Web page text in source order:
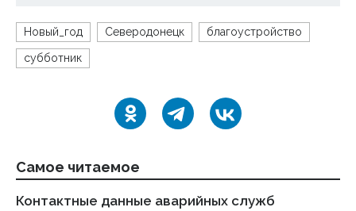
Новый_год Северодонецк благоустройство
субботник
Самое читаемое
Контактные данные аварийных служб